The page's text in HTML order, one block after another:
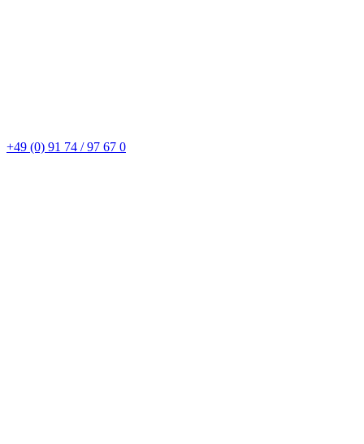
+49 (0) 91 74 / 97 67 0